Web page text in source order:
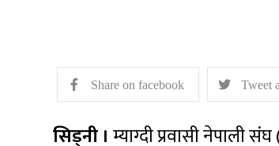
Share on facebook Tweet
सिड्नी । म्याग्दी प्रवासी नेपाली